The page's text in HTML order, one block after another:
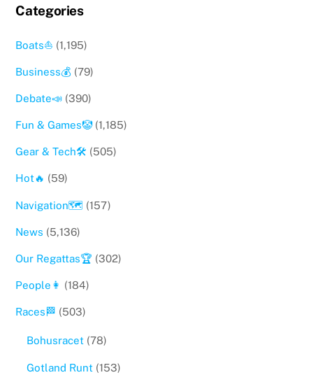
Categories
Boats⛵️ (1,195)
Business💰 (79)
Debate📣 (390)
Fun & Games🤡(1,185)
Gear & Tech🛠 (505)
Hot🔥 (59)
Navigation🗺 (157)
News (5,136)
Our Regattas🏆 (302)
People👩 (184)
Races🏁 (503)
Bohusracet(78)
Gotland Runt(153)